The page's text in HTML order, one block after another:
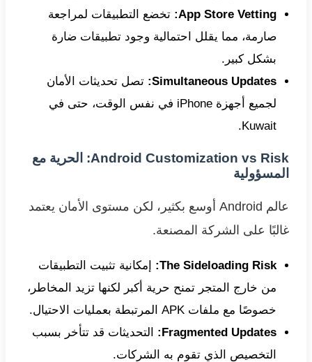
App Store Vetting: تخضع التطبيقات لمراجعة
صارمة، مما يقلل احتمالية وجود تطبيقات ضارة
بشكل كبير.
Simultaneous Updates: تصل تحديثات الأمان
لجميع أجهزة iPhone في نفس الوقت، حتى في
Kuwait.
Android Customization vs Risk: الحرية مع
المسؤولية
عالم Android أوسع بكثير، لكن مستوى الأمان يعتمد
غالبًا على الشركة المصنعة.
The Sideloading Risk:
إمكانية تثبيت التطبيقات
من خارج المتجر تمنح حرية أكبر لكنها تزيد المخاطر،
خصوصًا مع ملفات APK المرتبطة بعمليات الاحتيال.
Fragmented Updates:
التحديثات قد تتأخر بسبب
التخصيص الذي تقوم به الشركات.